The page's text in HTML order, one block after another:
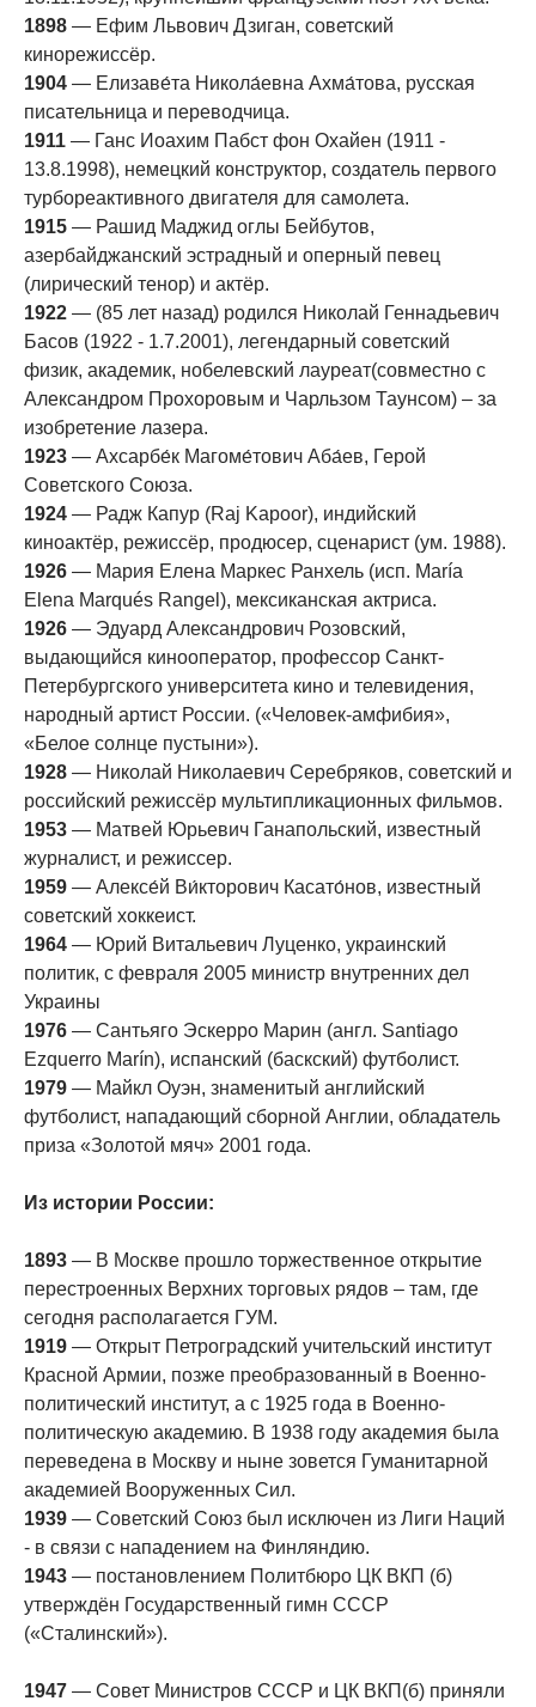
1898 — Ефим Львович Дзиган, советский
кинорежиссёр.
1904 — Елизаве́та Никола́евна Ахма́това, русская
писательница и переводчица.
1911 — Ганс Иоахим Пабст фон Охайен (1911 -
13.8.1998), немецкий конструктор, создатель первого
турбореактивного двигателя для самолета.
1915 — Рашид Маджид оглы Бейбутов,
азербайджанский эстрадный и оперный певец
(лирический тенор) и актёр.
1922 — (85 лет назад) родился Николай Геннадьевич
Басов (1922 - 1.7.2001), легендарный советский
физик, академик, нобелевский лауреат(совместно с
Александром Прохоровым и Чарльзом Таунсом) – за
изобретение лазера.
1923 — Ахсарбе́к Магоме́тович Аба́ев, Герой
Советского Союза.
1924 — Радж Капур (Raj Kapoor), индийский
киноактёр, режиссёр, продюсер, сценарист (ум. 1988).
1926 — Мария Елена Маркес Ранхель (исп. María
Elena Marqués Rangel), мексиканская актриса.
1926 — Эдуард Александрович Розовский,
выдающийся кинооператор, профессор Санкт-
Петербургского университета кино и телевидения,
народный артист России. («Человек-амфибия»,
«Белое солнце пустыни»).
1928 — Николай Николаевич Серебряков, советский и
российский режиссёр мультипликационных фильмов.
1953 — Матвей Юрьевич Ганапольский, известный
журналист, и режиссер.
1959 — Алексе́й Ви́кторович Касато́нов, известный
советский хоккеист.
1964 — Юрий Витальевич Луценко, украинский
политик, с февраля 2005 министр внутренних дел
Украины
1976 — Сантьяго Эскерро Марин (англ. Santiago
Ezquerro Marín), испанский (баскский) футболист.
1979 — Майкл Оуэн, знаменитый английский
футболист, нападающий сборной Англии, обладатель
приза «Золотой мяч» 2001 года.
Из истории России:
1893 — В Москве прошло торжественное открытие
перестроенных Верхних торговых рядов – там, где
сегодня располагается ГУМ.
1919 — Открыт Петроградский учительский институт
Красной Армии, позже преобразованный в Военно-
политический институт, а с 1925 года в Военно-
политическую академию. В 1938 году академия была
переведена в Москву и ныне зовется Гуманитарной
академией Вооруженных Сил.
1939 — Советский Союз был исключен из Лиги Наций
- в связи с нападением на Финляндию.
1943 — постановлением Политбюро ЦК ВКП (б)
утверждён Государственный гимн СССР
(«Сталинский»).
1947 — Совет Министров СССР и ЦК ВКП(б) приняли